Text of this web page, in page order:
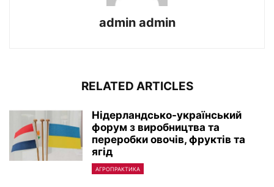
admin admin
RELATED ARTICLES
Нiдерландсько-український
форум з виробництва та
переробки овочiв, фруктiв та
ягiд
АГРОПРАКТИКА